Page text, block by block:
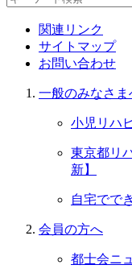
関連リンク
サイトマップ
お問い合わせ
一般のみなさま
小児リハ
東京都リ
新】
自宅でで
会員の⽅へ
都士会ニ